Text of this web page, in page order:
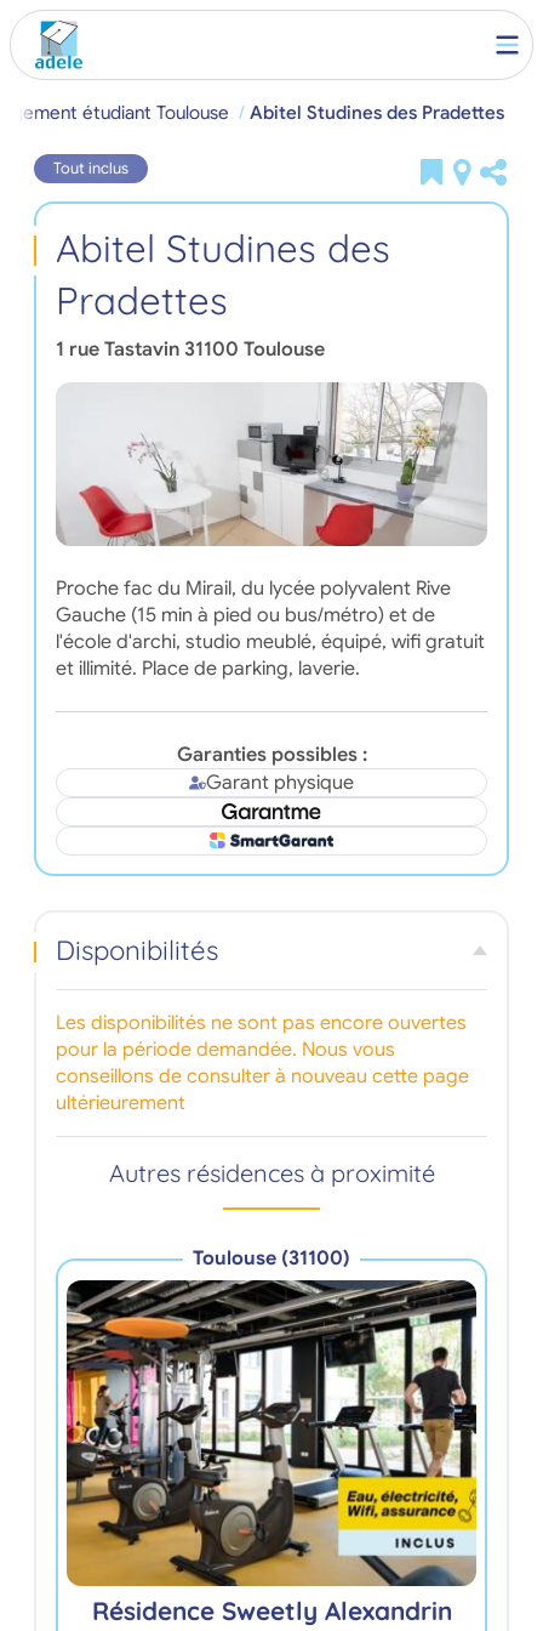
étudiant Toulouse Abitel Studines des Pradettes
Tout inclus
Abitel Studines des
Pradettes
1 rue Tastavin 31100 Toulouse
Proche fac du Mirail, du lycée polyvalent Rive
Gauche (15 min à pied ou bus/métro) et de
l'école d'archi, studio meublé, équipé, wifi gratuit
et illimité. Place de parking, laverie.
Garanties possibles :
Garant physique
Disponibilités
Les disponibilités ne sont pas encore ouvertes
pour la période demandée. Nous vous
conseillons de consulter à nouveau cette page
ultérieurement
Autres résidences à proximité
Toulouse (31100)
Résidence Sweetly Alexandrin